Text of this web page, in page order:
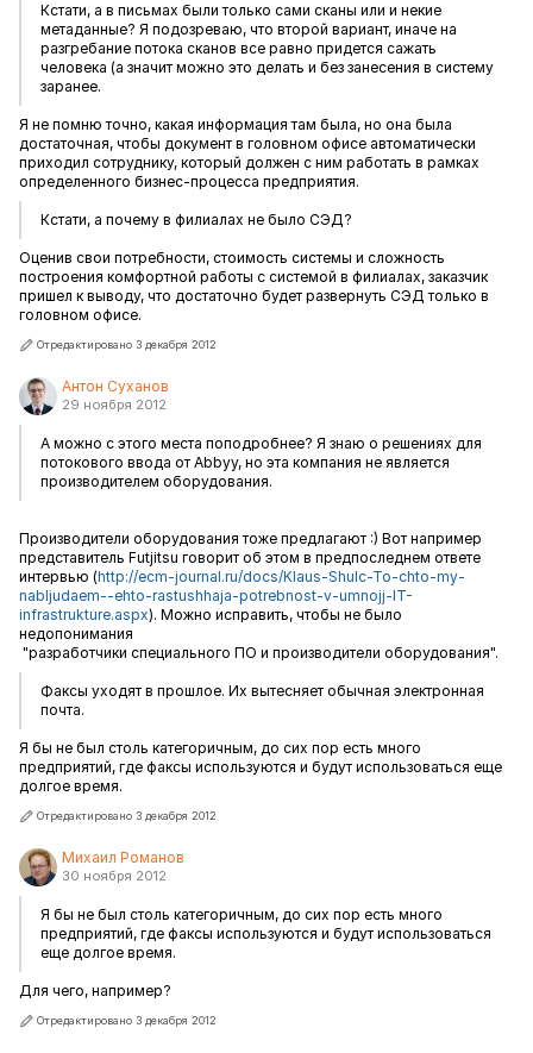
Кстати, а в письмах были только сами сканы или и некие
метаданные? Я подозреваю, что второй вариант, иначе на
разгребание потока сканов все равно придется сажать
человека (а значит можно это делать и без занесения в систему
заранее.
Я не помню точно, какая информация там была, но она была
достаточная, чтобы документ в головном офисе автоматически
приходил сотруднику, который должен с ним работать в рамках
определенного бизнес-процесса предприятия.
Кстати, а почему в филиалах не было СЭД?
Оценив свои потребности, стоимость системы и сложность
построения комфортной работы с системой в филиалах, заказчик
пришел к выводу, что достаточно будет развернуть СЭД только в
головном офисе.
Отредактировано 3 декабря 2012
Антон Суханов
29 ноября 2012
А можно с этого места поподробнее? Я знаю о решениях для
потокового ввода от Abbyy, но эта компания не является
производителем оборудования.
Производители оборудования тоже предлагают :) Вот например
представитель Futjitsu говорит об этом в предпоследнем ответе
интервью (http://ecm-journal.ru/docs/Klaus-Shulc-To-chto-my-
nabljudaem--ehto-rastushhaja-potrebnost-v-umnojj-IT-
infrastrukture.aspx). Можно исправить, чтобы не было
недопонимания
"разработчики специального ПО и производители оборудования".
Факсы уходят в прошлое. Их вытесняет обычная электронная
почта.
Я бы не был столь категоричным, до сих пор есть много
предприятий, где факсы используются и будут использоваться еще
долгое время.
Отредактировано 3 декабря 2012
Михаил Романов
30 ноября 2012
Я бы не был столь категоричным, до сих пор есть много
предприятий, где факсы используются и будут использоваться
еще долгое время.
Для чего, например?
Отредактировано 3 декабря 2012